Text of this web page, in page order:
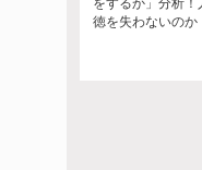
徳を失わないのか